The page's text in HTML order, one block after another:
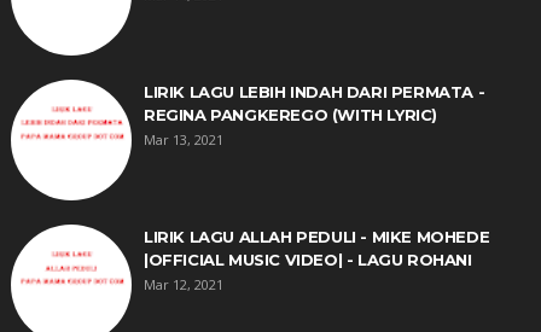
LIRIK LAGU LEBIH INDAH DARI PERMATA -
REGINA PANGKEREGO (WITH LYRIC)
Mar 13, 2021
LIRIK LAGU ALLAH PEDULI - MIKE MOHEDE
|OFFICIAL MUSIC VIDEO| - LAGU ROHANI
Mar 12, 2021